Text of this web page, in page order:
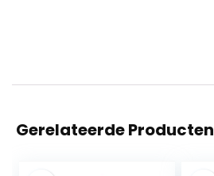
Gerelateerde Producten